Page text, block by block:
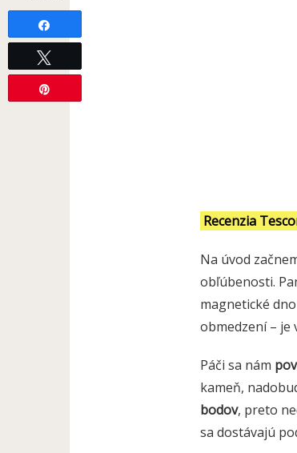
Recenzia
Na úvod
obľúbenosti.
magnetické
obmedzení – je
Páči sa nám
kameň,
bodov, preto
sa dostávajú